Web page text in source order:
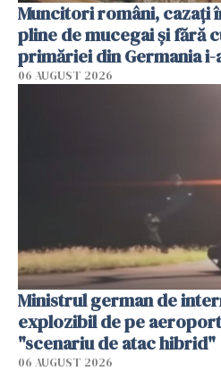
Muncitori români, cazați
pline de mucegai și fără
primăriei din Germania
06 AUGUST 2026
Ministrul german de
explozibil de pe
"scenariu de atac hibrid"
06 AUGUST 2026